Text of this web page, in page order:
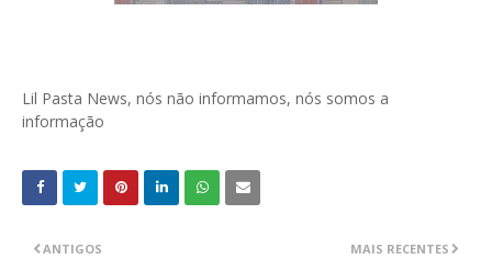
Lil Pasta News, nós não informamos, nós somos a
informação
MAIS RECENTES
ANTIGOS